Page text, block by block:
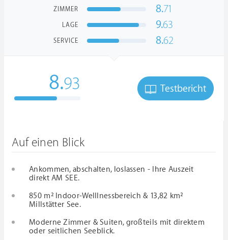
ZIMMER 8.71
LAGE 9.63
SERVICE 8.62
8.93 Testbericht
Auf einen Blick
Ankommen, abschalten, loslassen - Ihre Auszeit
direkt AM SEE.
850 m² Indoor-Welllnessbereich & 13,82 km²
Millstätter See.
Moderne Zimmer & Suiten, großteils mit direktem
oder seitlichen Seeblick.